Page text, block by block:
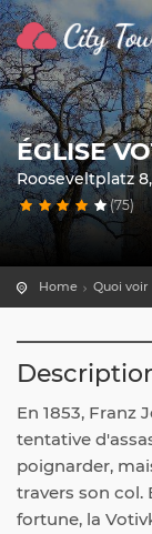
ÉGLISE
Rooseveltplatz
(75)
Home Quoi voir
En 1853, Franz
tentative
poignarder,
travers son col.
fortune, la